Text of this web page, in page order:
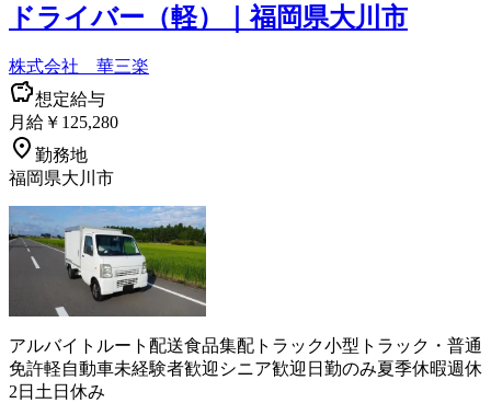
ドライバー（軽）｜福岡県大川市
株式会社 華三楽
想定給与
月給￥125,280
勤務地
福岡県大川市
アルバイト ルート配送食品集配 トラック小型トラック・普通
免許軽自動車未経験者歓迎 シニア歓迎 日勤のみ夏季休暇週休
2日 土日休み